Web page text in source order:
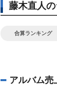
藤木直人
合算ランキング
アルバム売